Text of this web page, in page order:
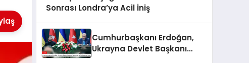
Sonrası Londra’ya Acil İniş
Cumhurbaşkanı Erdoğan,
Ukrayna Devlet Başkanı